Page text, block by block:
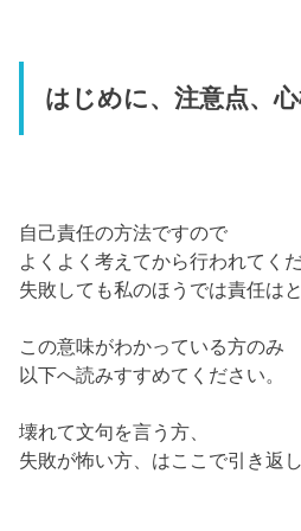
はじめに、注意点、
自己責任の方法ですので
よくよく考えてから行われてく
失敗しても私のほうでは責任は
この意味がわかっている方のみ
以下へ読みすすめてください。
壊れて文句を言う方、
失敗が怖い方、はここで引き返